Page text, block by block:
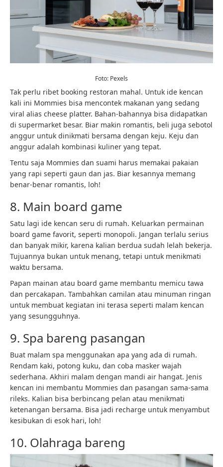
Foto: Pexels
Tak perlu ribet booking restoran mahal. Untuk ide kencan
kali ini Mommies bisa mencontek makanan yang sedang
viral alias cheese platter. Bahan-bahannya bisa didapatkan
di supermarket besar. Biar makin romantis, beli juga sebotol
anggur untuk dinikmati bersama dengan keju. Keju dan
anggur adalah kombinasi kuliner yang tepat.
Tentu saja Mommies dan suami harus memakai pakaian
yang rapi seperti gaun dan jas. Biar kesannya memang
benar-benar romantis, loh!
8. Main board game
Satu lagi ide kencan seru di rumah. Keluarkan permainan
board game favorit, seperti monopoli. Jangan terlalu serius
dan banyak mikir, karena kalian berdua sudah lelah bekerja.
Tujuannya bukan untuk menang, tetapi untuk menikmati
waktu bersama.
Papan mainan atau board game membantu memicu tawa
dan percakapan. Tambahkan camilan atau minuman ringan
untuk membuat kegiatan ini terasa seperti malam kencan
yang sesungguhnya.
9. Spa bareng pasangan
Buat malam spa menggunakan apa yang ada di rumah.
Rendam kaki, potong kuku, dan coba masker wajah
sederhana. Akhiri malam dengan mandi air hangat. Jenis
kencan ini membantu Mommies dan pasangan sama-sama
rileks. Kalian bisa berbincang pelan atau menikmati
ketenangan bersama. Bisa jadi recharge untuk menyambut
kesibukan di esok hari, loh!
10. Olahraga bareng